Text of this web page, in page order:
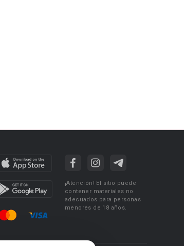
¡Atención! El sitio puede
contener materiales no
adecuados para personas
menores de 18 años.